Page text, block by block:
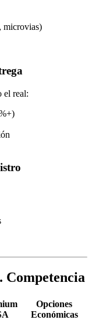
microvias)
el real:
Competencia
Opciones
Económicas